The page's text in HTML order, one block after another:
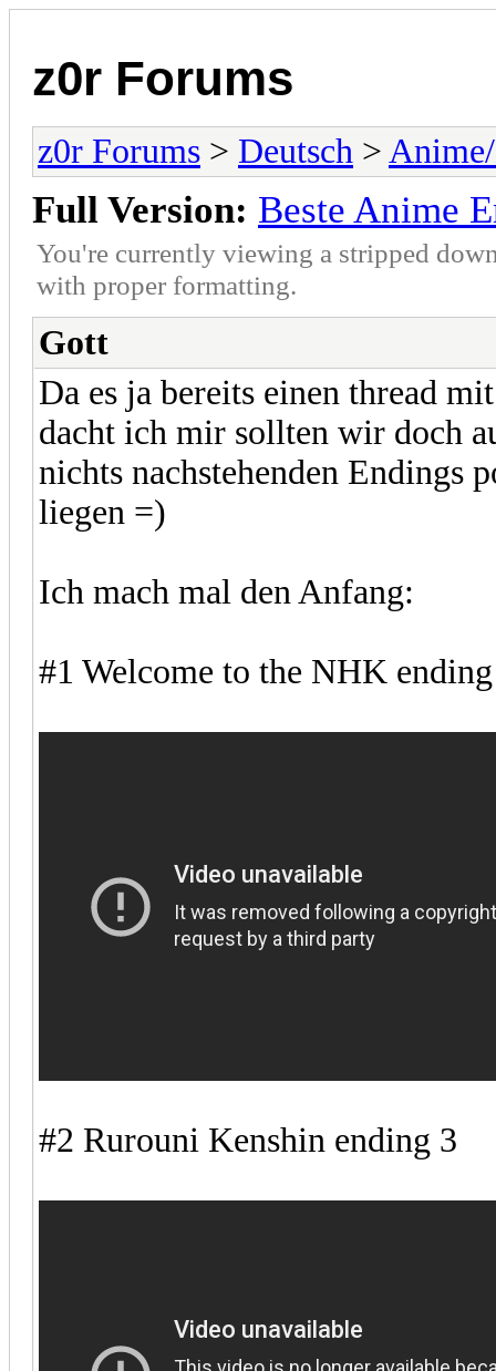
z0r Forums
z0r Forums > Deutsch >
Full Version: Beste Anime
You're currently viewing a stripped
with proper formatting.
Gott
Da es ja bereits einen thread
dacht ich mir sollten wir doch
nichts nachstehenden Endings
liegen =)
Ich mach mal den Anfang:
#1 Welcome to the NHK
#2 Rurouni Kenshin ending 3